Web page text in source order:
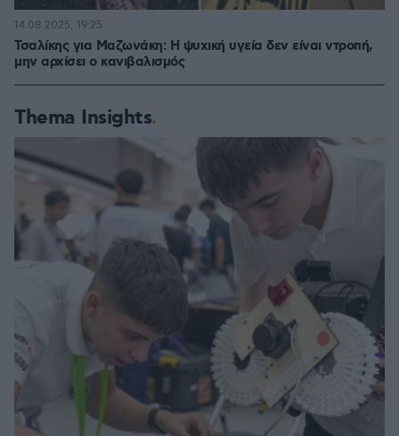
Τσαλίκης για Μαζωνάκη: Η ψυχική υγεία δεν είναι ντροπή,
μην αρχίσει ο κανιβαλισμός
14.08.2025, 19:25
Thema Insights